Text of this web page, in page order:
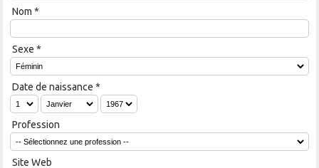
Nom *
Sexe *
Date de naissance *
Profession
Site Web